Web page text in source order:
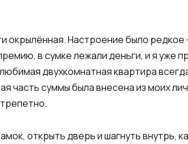
окрылённая. Настроение было
в сумке лежали деньги, и я
двухкомнатная квартира
часть суммы была внесена из моих
открыть дверь и шагнуть внутрь,